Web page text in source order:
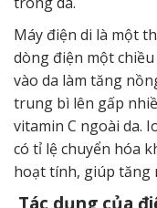
Máy điện di là một
dòng điện một
vào da làm tăng
trung bì lên gấp
vitamin C ngoài da.
có tỉ lệ chuyển hóa
hoạt tính, giúp tăng